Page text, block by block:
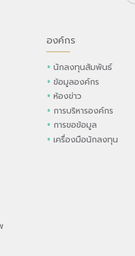
องค์กร
นักลงทุนสัมพันธ์
ข้อมูลองค์กร
ห้องข่าว
การบริหารองค์กร
การขอข้อมูล
เครื่องมือนักลงทุน